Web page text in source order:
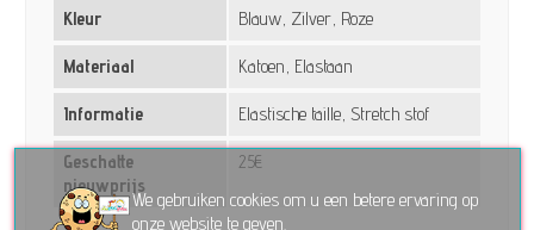
Kleur Blauw, Zilver, Roze
Materiaal Katoen, Elastaan
Informatie Elastische taille, Stretch stof
Geschatte
nieuwprijs
25€
We gebruiken cookies om u een betere ervaring op
onze website te geven.